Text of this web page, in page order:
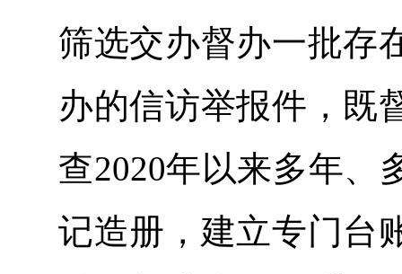
筛选交办督办一批存
办的信访举报件，既
查2020年以来多年、
记造册，建立专门台